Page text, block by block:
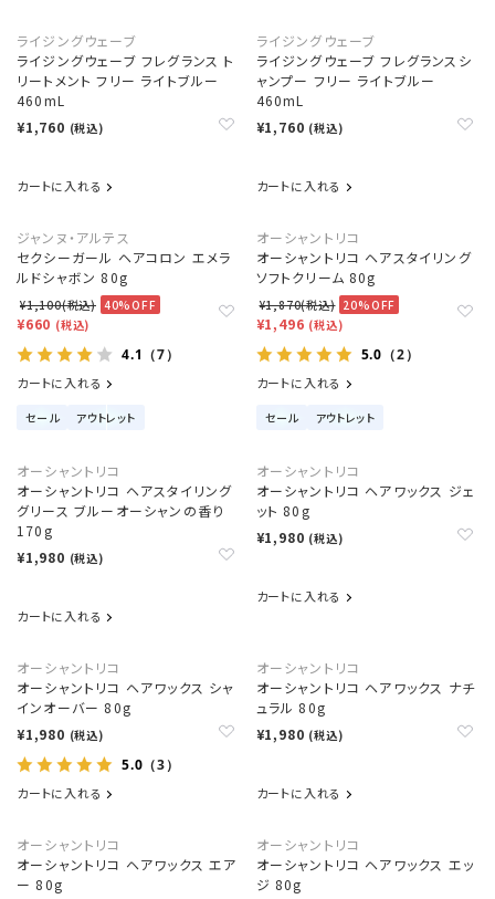
ライジングウェーブ
ライジングウェーブ フレグランス ト
リートメント フリー ライトブルー
460mL
¥1,760 (税込)
カートに入れる
ライジングウェーブ
ライジングウェーブ フレグランスシ
ャンプー フリー ライトブルー
460mL
¥1,760 (税込)
カートに入れる
ジャンヌ・アルテス
セクシーガール ヘアコロン エメラ
ルドシャボン 80g
¥1,100(税込) 40%OFF
¥660 (税込)
4.1 （7）
カートに入れる
セール アウトレット
オーシャントリコ
オーシャントリコ ヘアスタイリング
ソフトクリーム 80g
¥1,870(税込) 20%OFF
¥1,496 (税込)
5.0 （2）
カートに入れる
セール アウトレット
オーシャントリコ
オーシャントリコ ヘアスタイリング
グリース ブルーオーシャンの香り
170g
¥1,980 (税込)
カートに入れる
オーシャントリコ
オーシャントリコ ヘアワックス ジェ
ット 80g
¥1,980 (税込)
カートに入れる
オーシャントリコ
オーシャントリコ ヘアワックス シャ
インオーバー 80g
¥1,980 (税込)
5.0 （3）
カートに入れる
オーシャントリコ
オーシャントリコ ヘアワックス ナチ
ュラル 80g
¥1,980 (税込)
カートに入れる
オーシャントリコ
オーシャントリコ ヘアワックス エア
ー 80g
オーシャントリコ
オーシャントリコ ヘアワックス エッ
ジ 80g